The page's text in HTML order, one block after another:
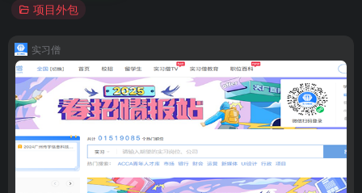
项目外包
实习僧